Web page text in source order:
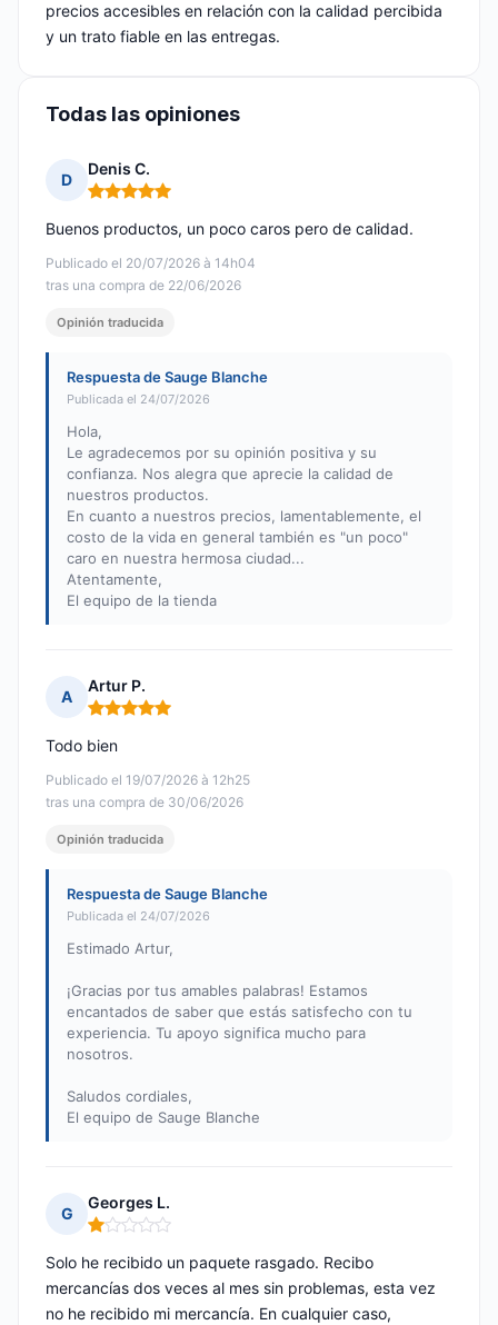
precios accesibles en relación con la calidad percibida
y un trato fiable en las entregas.
Todas las opiniones
D
Denis C.
Nota: 5 de 5
Publicado el 20/07/2026 à 14h04
tras una compra de 22/06/2026
Buenos productos, un poco caros pero de calidad.
Opinión traducida
Respuesta de Sauge Blanche
Publicada el 24/07/2026
Hola,
Le agradecemos por su opinión positiva y su
confianza. Nos alegra que aprecie la calidad de
nuestros productos.
En cuanto a nuestros precios, lamentablemente, el
costo de la vida en general también es "un poco"
caro en nuestra hermosa ciudad...
Atentamente,
El equipo de la tienda
A
Artur P.
Nota: 5 de 5
Publicado el 19/07/2026 à 12h25
tras una compra de 30/06/2026
Todo bien
Opinión traducida
Respuesta de Sauge Blanche
Publicada el 24/07/2026
Estimado Artur,
¡Gracias por tus amables palabras! Estamos
encantados de saber que estás satisfecho con tu
experiencia. Tu apoyo significa mucho para
nosotros.
Saludos cordiales,
El equipo de Sauge Blanche
G
Georges L.
Nota: 1 de 5
Solo he recibido un paquete rasgado. Recibo
mercancías dos veces al mes sin problemas, esta vez
no he recibido mi mercancía. En cualquier caso,